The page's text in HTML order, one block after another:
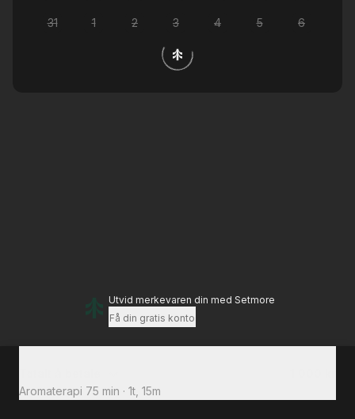
31 1 2 3 4 5 6
Utvid merkevaren din med Setmore
Få din gratis konto
Aromaterapi 75 min · 1t, 15m